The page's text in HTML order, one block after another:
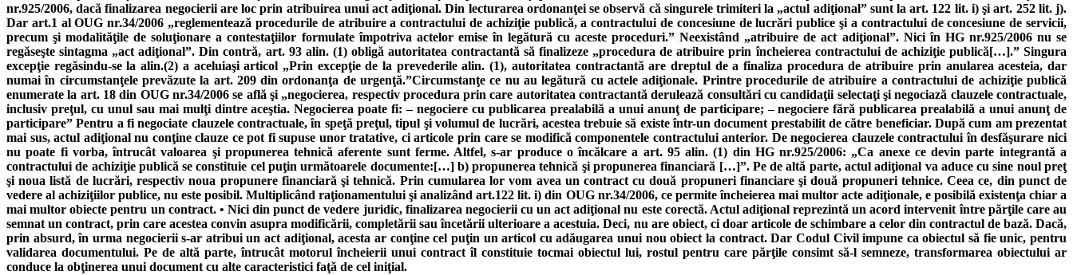
nr.925/2006, dacă finalizarea negocierii are loc prin atribuirea unui act adiţional. Din lecturarea ordonanţei se observă că singurele trimiteri la „actul adiţional” sunt la art. 122 lit. i) şi art. 252 lit. j).
Dar art.1 al OUG nr.34/2006 „reglementează procedurile de atribuire a contractului de achiziţie publică, a contractului de concesiune de lucrări publice şi a contractului de concesiune de servicii,
precum şi modalităţile de soluţionare a contestaţiilor formulate împotriva actelor emise în legătură cu aceste proceduri.” Neexistând „atribuire de act adiţional”. Nici în HG nr.925/2006 nu se
regăseşte sintagma „act adiţional”. Din contră, art. 93 alin. (1) obligă autoritatea contractantă să finalizeze „procedura de atribuire prin încheierea contractului de achiziţie publică[…].” Singura
excepţie regăsindu-se la alin.(2) a aceluiaşi articol „Prin excepţie de la prevederile alin. (1), autoritatea contractantă are dreptul de a finaliza procedura de atribuire prin anularea acesteia, dar
numai în circumstanţele prevăzute la art. 209 din ordonanţa de urgenţă.”Circumstanţe ce nu au legătură cu actele adiţionale. Printre procedurile de atribuire a contractului de achiziţie publică
enumerate la art. 18 din OUG nr.34/2006 se află şi „negocierea, respectiv procedura prin care autoritatea contractantă derulează consultări cu candidaţii selectaţi şi negociază clauzele contractuale,
inclusiv preţul, cu unul sau mai mulţi dintre aceştia. Negocierea poate fi: – negociere cu publicarea prealabilă a unui anunţ de participare; – negociere fără publicarea prealabilă a unui anunţ de
participare” Pentru a fi negociate clauzele contractuale, în speţă preţul, tipul şi volumul de lucrări, acestea trebuie să existe într-un document prestabilit de către beneficiar. După cum am prezentat
mai sus, actul adiţional nu conţine clauze ce pot fi supuse unor tratative, ci articole prin care se modifică componentele contractului anterior. De negocierea clauzele contractului în desfăşurare nici
nu poate fi vorba, întrucât valoarea şi propunerea tehnică aferente sunt ferme. Altfel, s-ar produce o încălcare a art. 95 alin. (1) din HG nr.925/2006: „Ca anexe ce devin parte integrantă a
contractului de achiziţie publică se constituie cel puţin următoarele documente:[…] b) propunerea tehnică şi propunerea financiară […]”. Pe de altă parte, actul adiţional va aduce cu sine noul preţ
şi noua listă de lucrări, respectiv noua propunere financiară şi tehnică. Prin cumularea lor vom avea un contract cu două propuneri financiare şi două propuneri tehnice. Ceea ce, din punct de
vedere al achiziţiilor publice, nu este posibil. Multiplicând raţionamentului şi analizând art.122 lit. i) din OUG nr.34/2006, ce permite încheierea mai multor acte adiţionale, e posibilă existenţa chiar a
mai multor obiecte pentru un contract. • Nici din punct de vedere juridic, finalizarea negocierii cu un act adiţional nu este corectă. Actul adiţional reprezintă un acord intervenit între părţile care au
semnat un contract, prin care acestea convin asupra modificării, completării sau încetării ulterioare a acestuia. Deci, nu are obiect, ci doar articole de schimbare a celor din contractul de bază. Dacă,
prin absurd, în urma negocierii s-ar atribui un act adiţional, acesta ar conţine cel puţin un articol cu adăugarea unui nou obiect la contract. Dar Codul Civil impune ca obiectul să fie unic, pentru
validarea documentului. Pe de altă parte, întrucât motorul încheierii unui contract îl constituie tocmai obiectul lui, rostul pentru care părţile consimt să-l semneze, transformarea obiectului ar
conduce la obţinerea unui document cu alte caracteristici faţă de cel iniţial.